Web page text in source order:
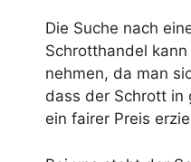
Die Suche nach
Schrotthandel
nehmen, da man
dass der Schrott in
ein fairer Preis